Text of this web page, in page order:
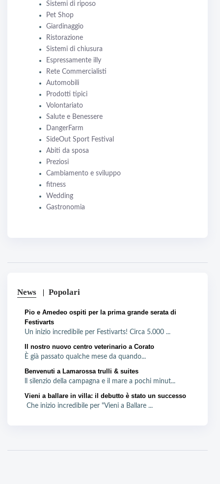
Sistemi di riposo
Pet Shop
Giardinaggio
Ristorazione
Sistemi di chiusura
Espressamente illy
Rete Commercialisti
Automobili
Prodotti tipici
Volontariato
Salute e Benessere
DangerFarm
SideOut Sport Festival
Abiti da sposa
Preziosi
Cambiamento e sviluppo
fitness
Wedding
Gastronomia
News Popolari
Pio e Amedeo ospiti per la prima grande serata di
Festivarts
Un inizio incredibile per Festivarts! Circa 5.000 ...
Il nostro nuovo centro veterinario a Corato
È già passato qualche mese da quando...
Benvenuti a Lamarossa trulli & suites
ll silenzio della campagna e il mare a pochi minut...
Vieni a ballare in villa: il debutto è stato un successo
Che inizio incredibile per "Vieni a Ballare ...